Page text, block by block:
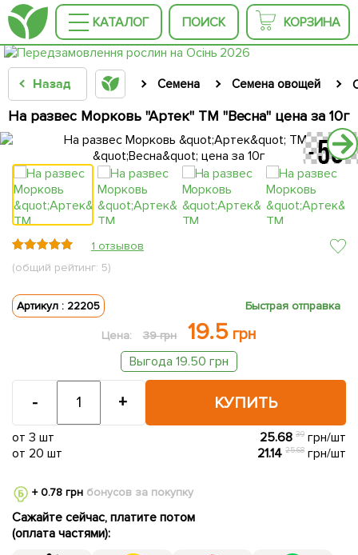
КАТАЛОГ ПОИСК КОРЗИНА
Назад Семена Семена овощей
На развес Морковь "Артек" ТМ "Весна" цена за 10г
1 отзывов
(общий рейтинг: 5)
Артикул : 22205 Быстрая отправка
Цена: 39 грн 19.5 грн
Выгода 19.50 грн
КУПИТЬ
- +
от 3 шт 25.6839 грн/шт
от 20 шт
21.1425.68 грн/шт
+ 0.78 грнбонусов за покупку
Сажайте сейчас, платите потом
(оплата частями):